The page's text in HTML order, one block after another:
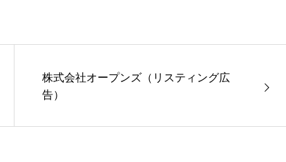
株式会社オープンズ（リスティング広
告）